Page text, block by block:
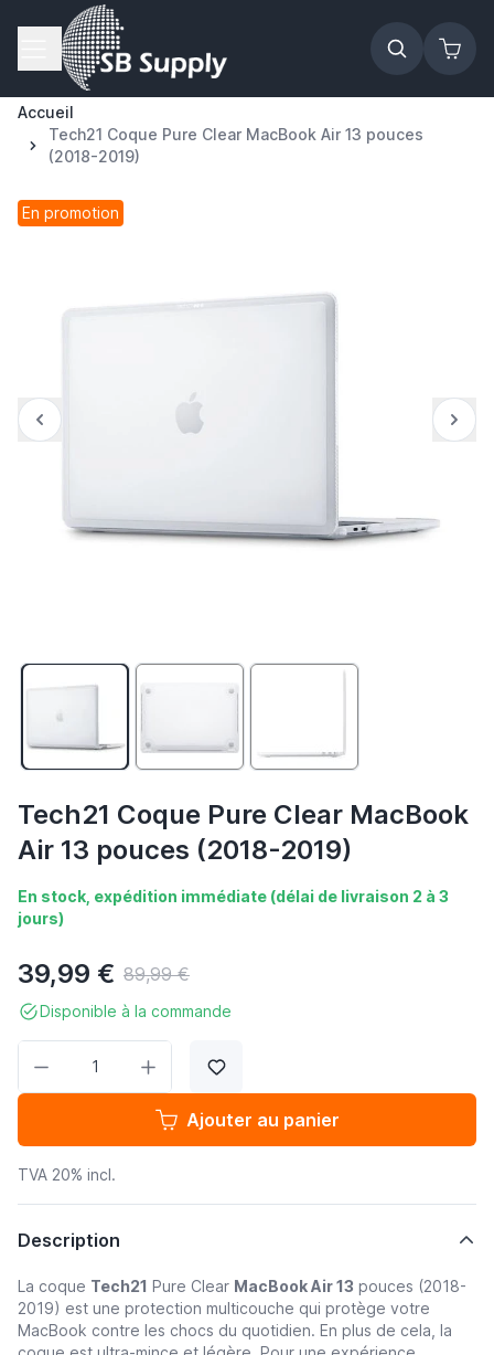
Allez au contenu
Accueil
Tech21 Coque Pure Clear MacBook Air 13 pouces
(2018-2019)
En promotion
Tech21 Coque Pure Clear MacBook
Air 13 pouces (2018-2019)
En stock, expédition immédiate (délai de livraison 2 à 3
jours)
39,99 € 89,99 €
Disponible à la commande
Ajouter au panier
TVA 20% incl.
Description
La coque Tech21 Pure Clear MacBook Air 13 pouces (2018-
2019) est une protection multicouche qui protège votre
MacBook contre les chocs du quotidien. En plus de cela, la